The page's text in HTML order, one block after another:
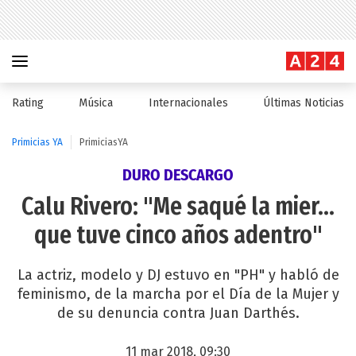
Rating Música Internacionales Últimas Noticias
Primicias YA PrimiciasYA
DURO DESCARGO
Calu Rivero: "Me saqué la mier...
que tuve cinco años adentro"
La actriz, modelo y DJ estuvo en "PH" y habló de
feminismo, de la marcha por el Día de la Mujer y
de su denuncia contra Juan Darthés.
11 mar 2018, 09:30